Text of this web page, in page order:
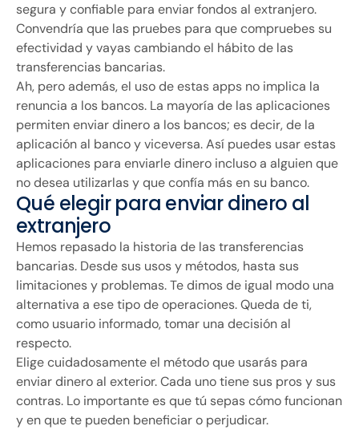
segura y confiable para enviar fondos al extranjero.
Convendría que las pruebes para que compruebes su
efectividad y vayas cambiando el hábito de las
transferencias bancarias.
Ah, pero además, el uso de estas apps no implica la
renuncia a los bancos. La mayoría de las aplicaciones
permiten enviar dinero a los bancos; es decir, de la
aplicación al banco y viceversa. Así puedes usar estas
aplicaciones para enviarle dinero incluso a alguien que
no desea utilizarlas y que confía más en su banco.
Qué elegir para enviar dinero al
extranjero
Hemos repasado la historia de las transferencias
bancarias. Desde sus usos y métodos, hasta sus
limitaciones y problemas. Te dimos de igual modo una
alternativa a ese tipo de operaciones. Queda de ti,
como usuario informado, tomar una decisión al
respecto.
Elige cuidadosamente el método que usarás para
enviar dinero al exterior. Cada uno tiene sus pros y sus
contras. Lo importante es que tú sepas cómo funcionan
y en que te pueden beneficiar o perjudicar.